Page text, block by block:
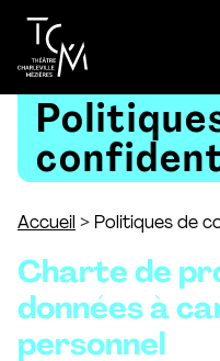
Accueil > Politiques de
Charte de
données à
personnel